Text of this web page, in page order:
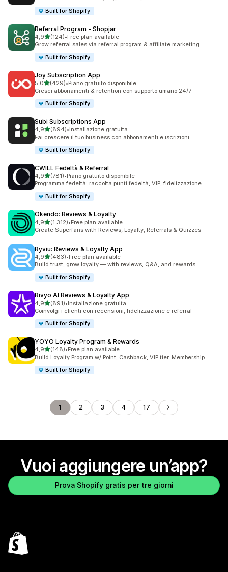
Built for Shopify
Referral Program ‑ Shopjar
4,9stelle su 5
(124)
124 recensioni totali
•Free plan available
Grow referral sales via referral program & affiliate marketing
Built for Shopify
Joy Subscription App
5,0stelle su 5
(429)
429 recensioni totali
•Piano gratuito disponibile
Cresci abbonamenti & retention con supporto umano 24/7
Built for Shopify
Subi Subscriptions App
4,9stelle su 5
(894)
894 recensioni totali
•Installazione gratuita
Fai crescere il tuo business con abbonamenti e iscrizioni
Built for Shopify
CWILL Fedeltà & Referral
4,9stelle su 5
(781)
781 recensioni totali
•Piano gratuito disponibile
Programma fedeltà: raccolta punti fedeltà, VIP, fidelizzazione
Built for Shopify
Okendo: Reviews & Loyalty
4,9stelle su 5
(1.312)
1312 recensioni totali
•Free plan available
Create Superfans with Reviews, Loyalty, Referrals & Quizzes
Ryviu: Reviews & Loyalty App
4,9stelle su 5
(483)
483 recensioni totali
•Free plan available
Build trust, grow loyalty — with reviews, Q&A, and rewards
Built for Shopify
Rivyo AI Reviews & Loyalty App
4,9stelle su 5
(891)
891 recensioni totali
•Installazione gratuita
Coinvolgi i clienti con recensioni, fidelizzazione e referral
Built for Shopify
YOYO Loyalty Program & Rewards
4,9stelle su 5
(148)
148 recensioni totali
•Free plan available
Build Loyalty Program w/ Point, Cashback, VIP tier, Membership
Built for Shopify
1 2 3 4 17
Vuoi aggiungere un’app?
Prova Shopify gratis per tre giorni